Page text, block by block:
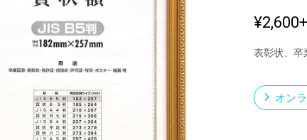
新製品一覧 ¥2,600
表彰状、卒
オン